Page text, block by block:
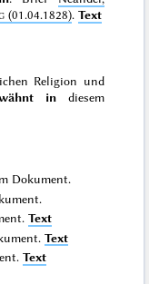
(01.04.1828).Text
Religion und
indiesem
Dokument.
Text
Text
Text